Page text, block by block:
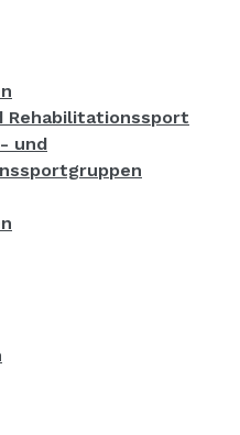
Rehabilitationssport
und